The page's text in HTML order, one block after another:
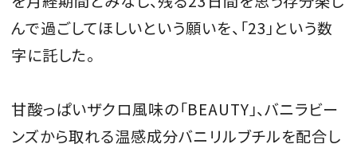
んで過ごしてほしいという願いを、「23」という数
字に託した。
甘酸っぱいザクロ風味の「BEAUTY」、バニラビー
ンズから取れる温感成分バニリルブチルを配合し